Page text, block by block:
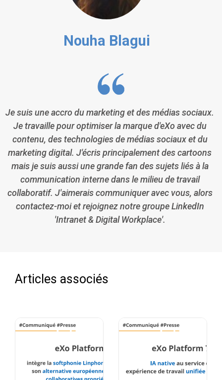
Nouha Blagui
Je suis une accro du marketing et des médias sociaux.
Je travaille pour optimiser la marque d'eXo avec du
contenu, des technologies de médias sociaux et du
marketing digital. J'écris principalement des cartoons
mais je suis aussi une grande fan des sujets liés à la
communication interne dans le milieu de travail
collaboratif. J'aimerais communiquer avec vous, alors
contactez-moi et rejoignez notre groupe LinkedIn
'Intranet & Digital Workplace'.
Articles associés